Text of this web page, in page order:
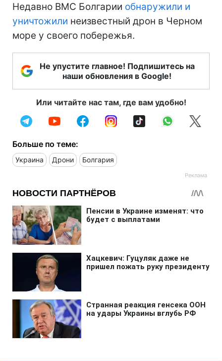
Недавно ВМС Болгарии обнаружили и
уничтожили неизвестный дрон в Черном
море у своего побережья.
Не упустите главное! Подпишитесь на
наши обновления в Google!
Или читайте нас там, где вам удобно!
Больше по теме:
Украина Дрони Болгария